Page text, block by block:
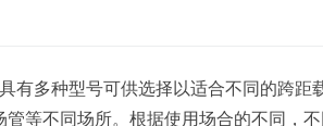
多种型号可供选择以适合不同的跨距
等不同场所。根据使用场合的不同，